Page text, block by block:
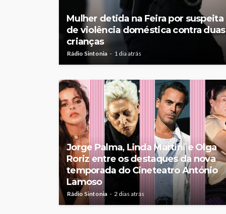
Mulher detida na Feira por suspeita
de violência doméstica contra duas
crianças
Rádio Sintonia 1 dia atrás
Jorge Palma, Linda Martini e Olga
Roriz entre os destaques da nova
temporada do Cineteatro António
Lamoso
Rádio Sintonia 2 dias atrás